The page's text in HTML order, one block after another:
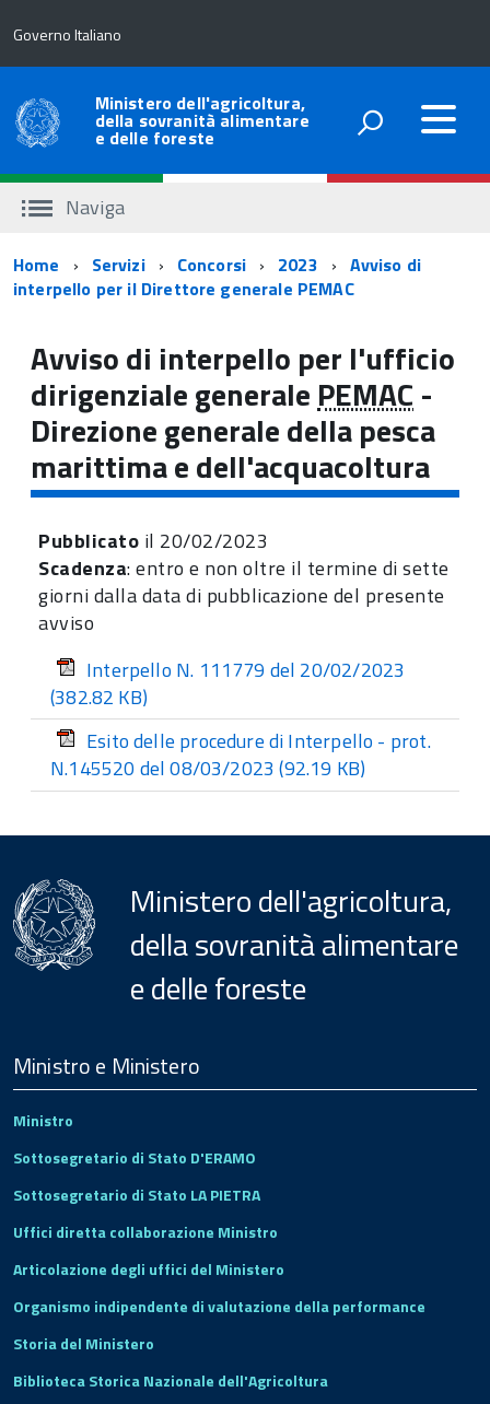
Governo Italiano
Ministero dell'agricoltura,
della sovranità alimentare
e delle foreste
Naviga
Percorso
di
navigazione
Home Servizi Concorsi 2023
Avviso di
interpello per il Direttore generale PEMAC
Avviso di interpello per l'ufficio
dirigenziale generale PEMAC -
Direzione generale della pesca
marittima e dell'acquacoltura
Pubblicato il 20/02/2023
Scadenza:entro e non oltre il termine di sette
giorni dalla data di pubblicazione del presente
avviso
Interpello N. 111779 del 20/02/2023
(382.82 KB)
Esito delle procedure di Interpello - prot.
N.145520 del 08/03/2023 (92.19 KB)
Ministero dell'agricoltura,
della sovranità alimentare
e delle foreste
Footer
Ministro e Ministero
Ministro
Sottosegretario di Stato D'ERAMO
Sottosegretario di Stato LA PIETRA
Uffici diretta collaborazione Ministro
Articolazione degli uffici del Ministero
Organismo indipendente di valutazione della performance
Storia del Ministero
Biblioteca Storica Nazionale dell'Agricoltura